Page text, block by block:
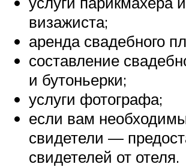
визажиста;
аренда свадебного
составление
и бутоньерки;
услуги фотографа;
если вам
свидетели —
свидетелей от отеля.